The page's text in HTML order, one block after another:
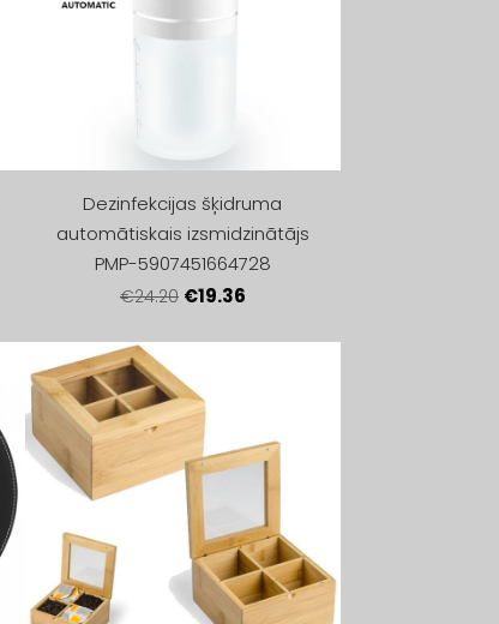
Dezinfekcijas šķidruma
automātiskais izsmidzinātājs
PMP-5907451664728
€24.20 €19.36